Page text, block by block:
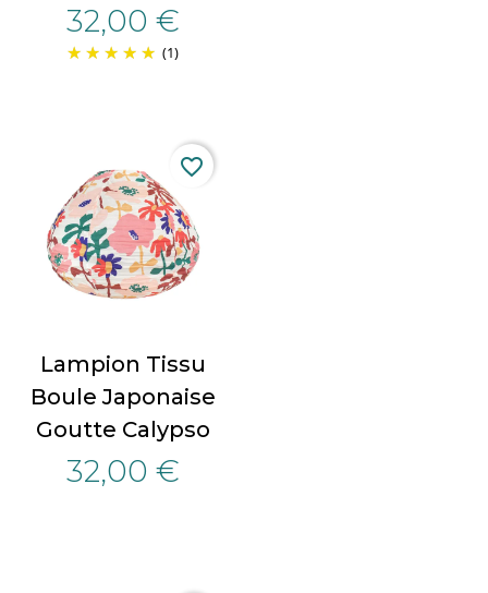
32,00 €
(1)
Lampion Tissu
Boule Japonaise
Goutte Calypso
32,00 €
favorite_border